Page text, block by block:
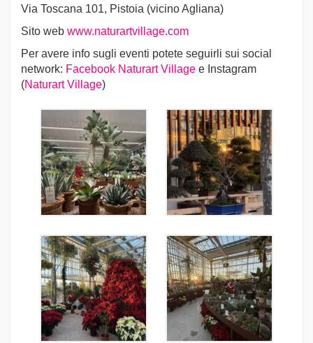
Via Toscana 101, Pistoia (vicino Agliana)
Sito web www.naturartvillage.com
Per avere info sugli eventi potete seguirli sui social
network: Facebook Naturart Village e Instagram
(Naturart Village)